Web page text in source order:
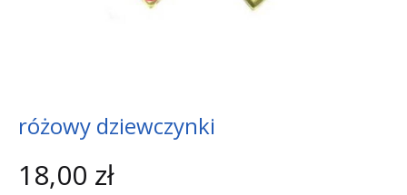
różowy dziewczynki
18,00 zł